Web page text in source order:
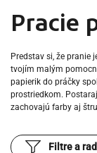
Pracie
Predstav si, že pranie
tvojím malým
papierik do práčky
prostriedkom.
zachovajú farby aj
Filtre a